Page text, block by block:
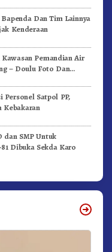
Dan Tim Lainnya
Kenderaan
Pemandian Air
– Doulu Foto Dan
Personel Satpol PP,
Kebakaran
dan SMP Untuk
Dibuka Sekda Karo